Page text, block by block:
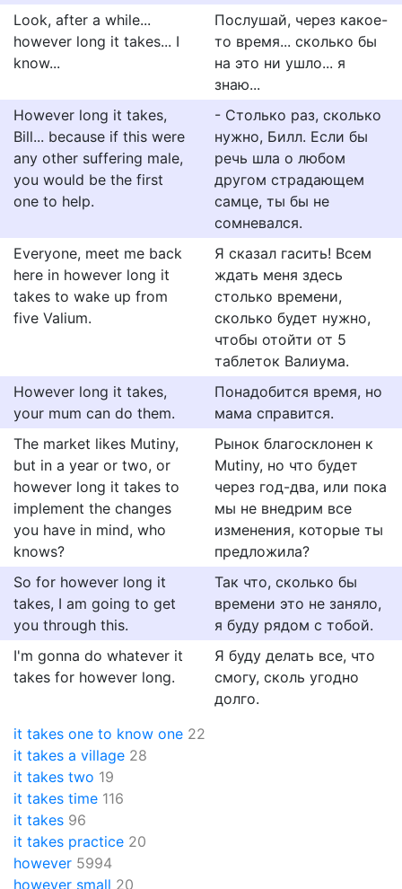
Look, after a while...
however long it takes... I
know...
Послушай, через какое-
то время... сколько бы
на это ни ушло... я
знаю...
However long it takes,
Bill... because if this were
any other suffering male,
you would be the first
one to help.
- Столько раз, сколько
нужно, Билл. Если бы
речь шла о любом
другом страдающем
самце, ты бы не
сомневался.
Everyone, meet me back
here in however long it
takes to wake up from
five Valium.
Я сказал гасить! Всем
ждать меня здесь
столько времени,
сколько будет нужно,
чтобы отойти от 5
таблеток Валиума.
However long it takes,
your mum can do them.
Понадобится время, но
мама справится.
The market likes Mutiny,
but in a year or two, or
however long it takes to
implement the changes
you have in mind, who
knows?
Рынок благосклонен к
Mutiny, но что будет
через год-два, или пока
мы не внедрим все
изменения, которые ты
предложила?
So for however long it
takes, I am going to get
you through this.
Так что, сколько бы
времени это не заняло,
я буду рядом с тобой.
I'm gonna do whatever it
takes for however long.
Я буду делать все, что
смогу, сколь угодно
долго.
it takes one to know one 22
it takes a village 28
it takes two 19
it takes time 116
it takes 96
it takes practice 20
however 5994
however small 20